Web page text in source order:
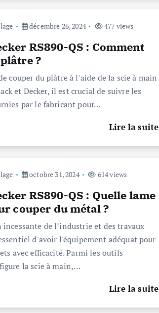
décembre 26, 2024 477 views
RS890-QS : Comment
?
couper du plâtre à l'aide de la scie à main
et Decker, il est crucial de suivre les
par le fabricant pour…
Lire la suite
octobre 31, 2024 614 views
RS890-QS : Quelle lame
couper du métal ?
incessante de l’industrie et des travaux
d'avoir l'équipement adéquat pour
avec efficacité. Parmi les outils
la scie à main,…
Lire la suite